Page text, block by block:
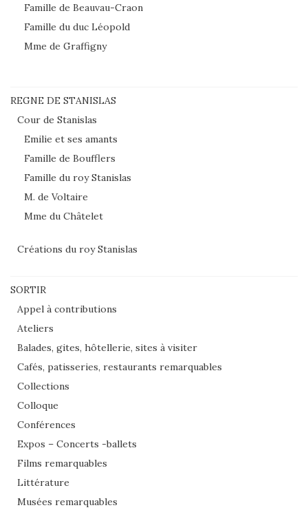
Famille de Beauvau-Craon
Famille du duc Léopold
Mme de Graffigny
REGNE DE STANISLAS
Cour de Stanislas
Emilie et ses amants
Famille de Boufflers
Famille du roy Stanislas
M. de Voltaire
Mme du Châtelet
Créations du roy Stanislas
SORTIR
Appel à contributions
Ateliers
Balades, gites, hôtellerie, sites à visiter
Cafés, patisseries, restaurants remarquables
Collections
Colloque
Conférences
Expos – Concerts -ballets
Films remarquables
Littérature
Musées remarquables